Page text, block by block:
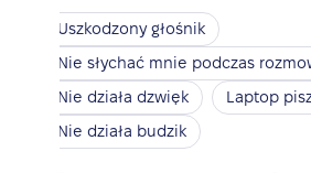
Uszkodzony głośnik
Nie słychać mnie podczas
Nie działa dzwięk
Laptop
Nie działa budzik